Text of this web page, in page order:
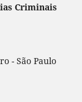
Criminais
- São Paulo